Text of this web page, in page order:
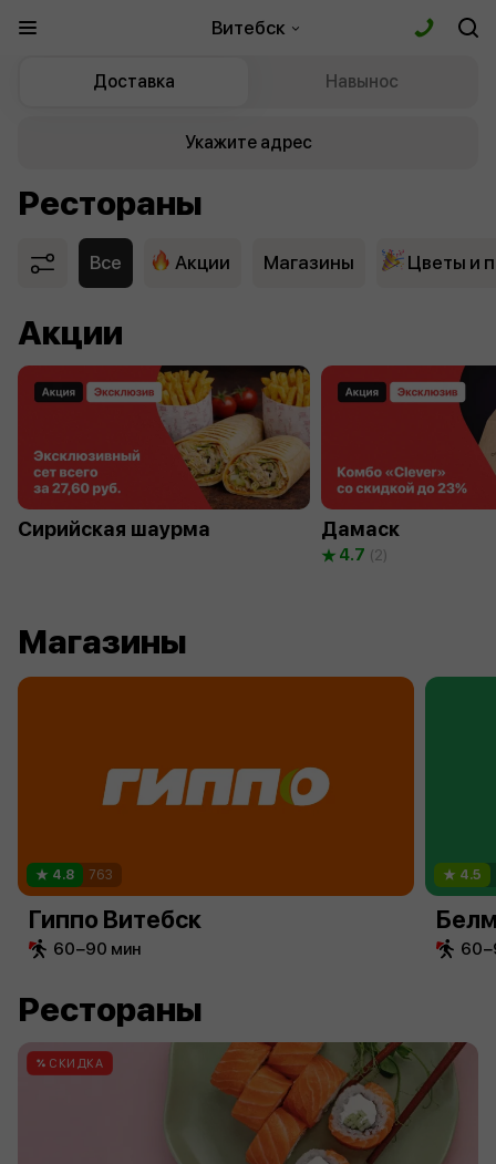
Витебск
Доставка Навынос
Укажите адрес
Рестораны
Все Акции Магазины Цветы и
Акции
Сирийская шаурма Дамаск
4.7 (2)
Магазины
4.8 763
Гиппо Витебск
60−90 мин
4.5
Рестораны
СКИДКА